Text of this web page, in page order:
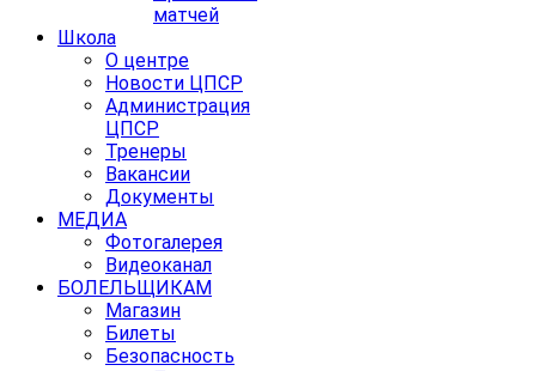
матчей
Школа
О центре
Новости ЦПСР
Администрация
ЦПСР
Тренеры
Вакансии
Документы
МЕДИА
Фотогалерея
Видеоканал
БОЛЕЛЬЩИКАМ
Магазин
Билеты
Безопасность